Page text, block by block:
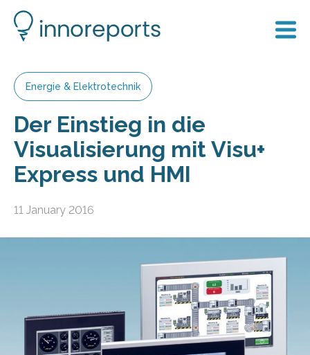
Energie & Elektrotechnik
Der Einstieg in die
Visualisierung mit Visu+
Express und HMI
11 January 2016